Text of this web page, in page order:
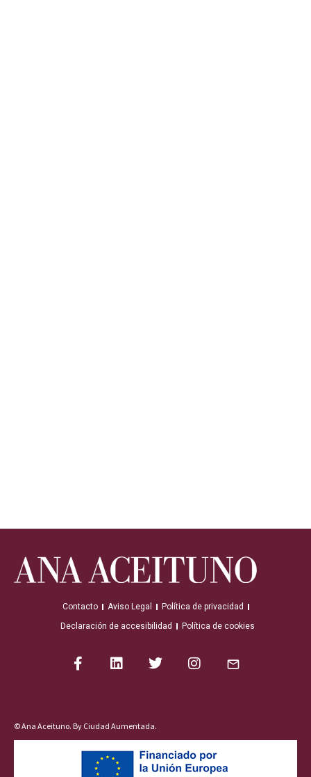
Contacto Aviso Legal
Política de privacidad
Declaración de accesibilidad
Política de cookies
© Ana Aceituno. By Ciudad Aumentada.